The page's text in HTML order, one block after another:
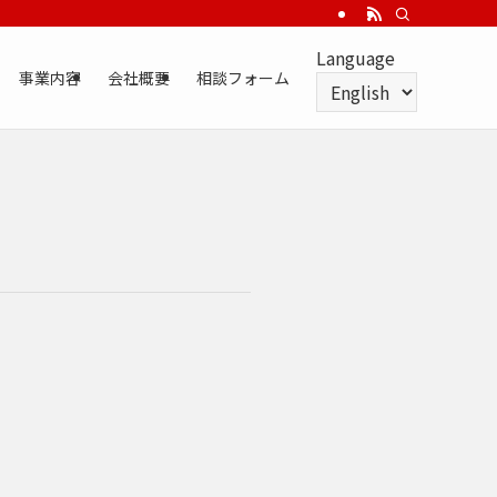
事業内容 会社概要 相談フォーム
Language
Language